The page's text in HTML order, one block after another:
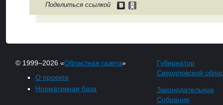
Поделиться ссылкой
© 1999–2026 «Областная газета»
О проекте
Нормативная база
Губернатор
Свердловской
Законодательное
Собрание